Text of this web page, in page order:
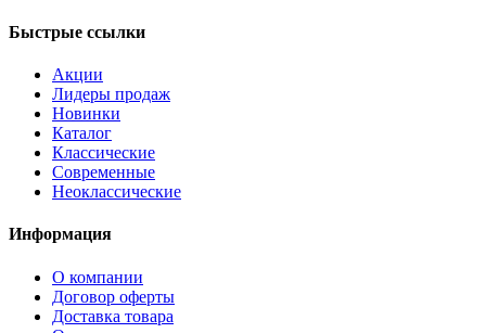
Быстрые ссылки
Акции
Лидеры продаж
Новинки
Каталог
Классические
Современные
Неоклассические
Информация
О компании
Договор оферты
Доставка товара